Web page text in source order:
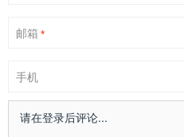
邮箱 *
手机